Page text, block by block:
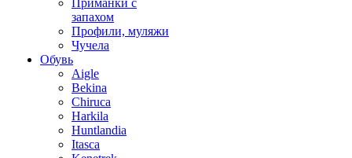
Приманки с
запахом
Профили, муляжи
Чучела
Обувь
Aigle
Bekina
Chiruсa
Harkila
Huntlandia
Itasca